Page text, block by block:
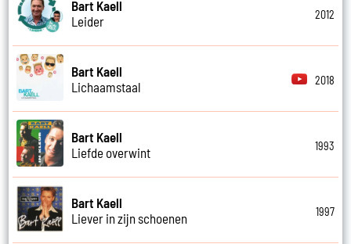
Bart Kaell
Leider
2012
Bart Kaell
Lichaamstaal
2018
Bart Kaell
Liefde overwint
1993
Bart Kaell
Liever in zijn schoenen
1997